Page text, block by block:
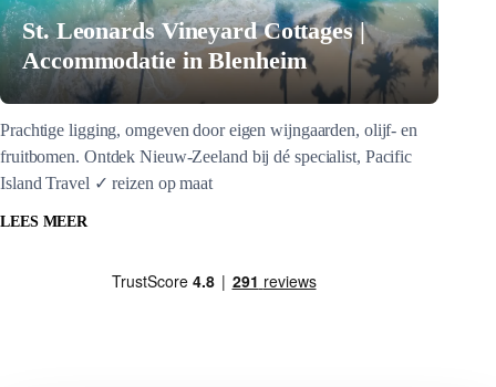
St. Leonards Vineyard Cottages |
Accommodatie in Blenheim
Prachtige ligging, omgeven door eigen wijngaarden, olijf- en
fruitbomen. Ontdek Nieuw-Zeeland bij dé specialist, Pacific
Island Travel ✓ reizen op maat
LEES MEER